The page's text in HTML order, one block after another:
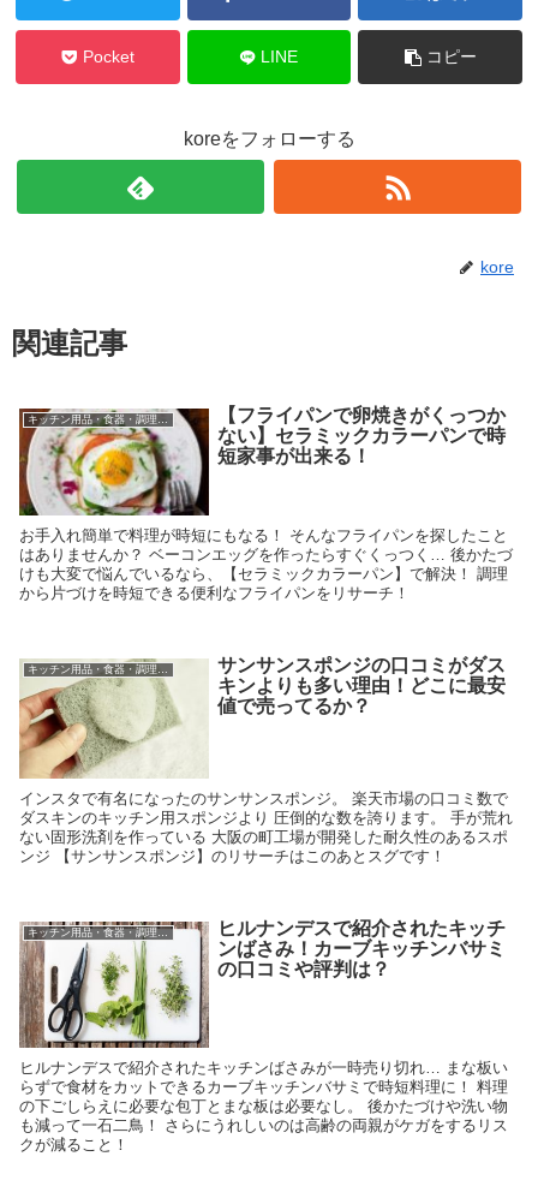
Pocket LINE コピー
koreをフォローする
kore
関連記事
キッチン用品・食器・調理器具
【フライパンで卵焼きがくっつか
ない】セラミックカラーパンで時
短家事が出来る！
お手入れ簡単で料理が時短にもなる！ そんなフライパンを探したこと
はありませんか？ ベーコンエッグを作ったらすぐくっつく… 後かたづ
けも大変で悩んでいるなら、【セラミックカラーパン】で解決！ 調理
から片づけを時短できる便利なフライパンをリサーチ！
サンサンスポンジの口コミがダス
キンよりも多い理由！どこに最安
値で売ってるか？
インスタで有名になったのサンサンスポンジ。 楽天市場の口コミ数で
ダスキンのキッチン用スポンジより 圧倒的な数を誇ります。 手が荒れ
ない固形洗剤を作っている 大阪の町工場が開発した耐久性のあるスポ
ンジ 【サンサンスポンジ】のリサーチはこのあとスグです！
キッチン用品・食器・調理器具
ヒルナンデスで紹介されたキッチ
ンばさみ！カーブキッチンバサミ
の口コミや評判は？
ヒルナンデスで紹介されたキッチンばさみが一時売り切れ… まな板い
らずで食材をカットできるカーブキッチンバサミで時短料理に！ 料理
の下ごしらえに必要な包丁とまな板は必要なし。 後かたづけや洗い物
も減って一石二鳥！ さらにうれしいのは高齢の両親がケガをするリス
クが減ること！